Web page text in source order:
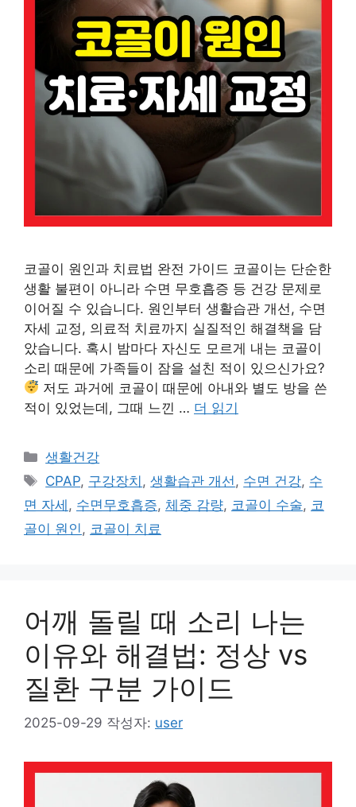
코골이 원인과 치료법 완전 가이드 코골이는 단순한
생활 불편이 아니라 수면 무호흡증 등 건강 문제로
이어질 수 있습니다. 원인부터 생활습관 개선, 수면
자세 교정, 의료적 치료까지 실질적인 해결책을 담
았습니다. 혹시 밤마다 자신도 모르게 내는 코골이
소리 때문에 가족들이 잠을 설친 적이 있으신가요?
저도 과거에 코골이 때문에 아내와 별도 방을 쓴
적이 있었는데, 그때 느낀 … 더 읽기
카
테
리
생활건강
태
그
CPAP, 구강장치 ,생활습관 개선 , 수면 건강, 수
면 자세 , 수면무호흡증, 체중 감량, 코골이 수술, 코
골이 원인 , 코골이 치료
어깨 돌릴 때 소리 나는
이유와 해결법: 정상 vs
질환 구분 가이드
2025-09-29 작성자: user